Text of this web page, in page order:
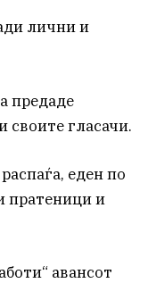
лични и
предаде
своите гласачи.
еден по
пратеници и
авансот